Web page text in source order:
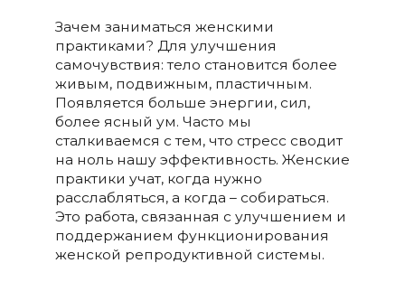
Зачем заниматься женскими
практиками? Для улучшения
самочувствия: тело становится более
живым, подвижным, пластичным.
Появляется больше энергии, сил,
более ясный ум. Часто мы
сталкиваемся с тем, что стресс сводит
на ноль нашу эффективность. Женские
практики учат, когда нужно
расслабляться, а когда – собираться.
Это работа, связанная с улучшением и
поддержанием функционирования
женской репродуктивной системы.